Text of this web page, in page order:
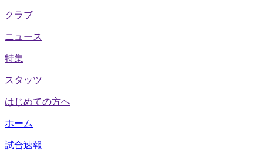
クラブ
ニュース
特集
スタッツ
はじめての方へ
ホーム
試合速報